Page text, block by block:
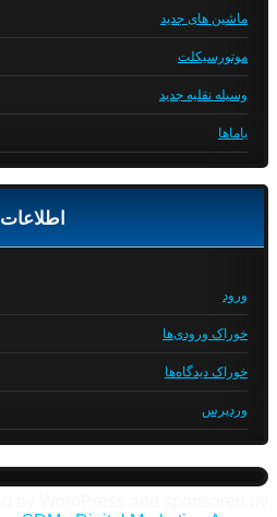
ماشین های جدید
موتورسیکلت
وسیله نقلیه جدید
یاماها
اطلاعات
ورود
خوراک ورودی‌ها
خوراک دیدگاه‌ها
وردپرس